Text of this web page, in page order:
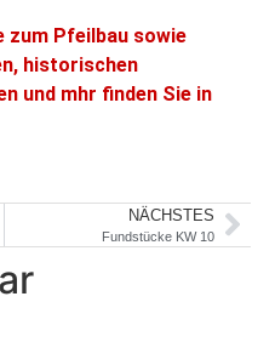
zum Pfeilbau sowie
historischen
und mhr finden Sie in
NÄCHSTES
Fundstücke KW 10